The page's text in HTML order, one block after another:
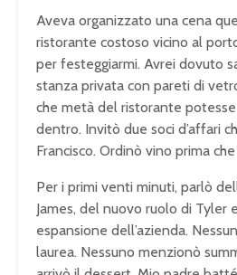
Aveva organizzato una cena
ristorante costoso vicino al
per festeggiarmi. Avrei dovuto
stanza privata con pareti di
che metà del ristorante
dentro. Invitò due soci d’affari
Francisco. Ordinò vino prima
Per i primi venti minuti, parlò
James, del nuovo ruolo di Tyler
espansione dell’azienda.
laurea. Nessuno menzionò